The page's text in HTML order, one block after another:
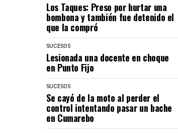
Los Taques: Preso por hurtar una
bombona y también fue detenido el
que la compró
SUCESOS
Lesionada una docente en choque
en Punto Fijo
SUCESOS
Se cayó de la moto al perder el
control intentando pasar un bache
en Cumarebo